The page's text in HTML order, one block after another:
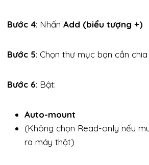
Bước 4: Nhấn Add (biểu tượng +)
Bước 5: Chọn thư mục bạn cần
Bước 6: Bật:
Auto-mount
(Không chọn Read-only nếu
ra máy thật)